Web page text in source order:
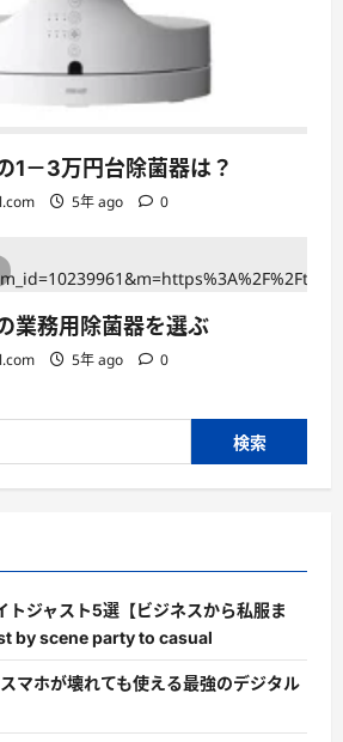
1－3万円台除菌器は？
5年 ago 0
業務用除菌器を選ぶ
5年 ago 0
トジャスト5選【ビジネスから私服ま
by scene party to casual
スマホが壊れても使える最強のデジタル